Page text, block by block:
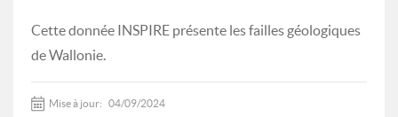
Cette donnée INSPIRE présente les failles géologiques
de Wallonie.
Mise à jour: 04/09/2024